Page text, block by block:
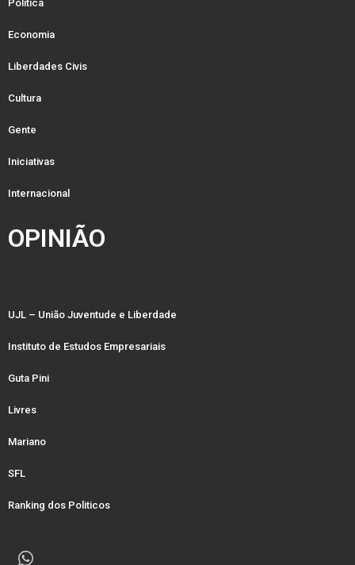
Política
Economia
Liberdades Civis
Cultura
Gente
Iniciativas
Internacional
OPINIÃO
UJL – União Juventude e Liberdade
Instituto de Estudos Empresariais
Guta Pini
Livres
Mariano
SFL
Ranking dos Politicos